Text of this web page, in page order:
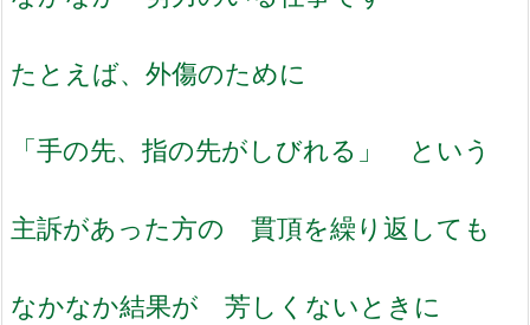
たとえば、外傷のために
「手の先、指の先がしびれる」 という
主訴があった方の 貫頂を繰り返しても
なかなか結果が 芳しくないときに